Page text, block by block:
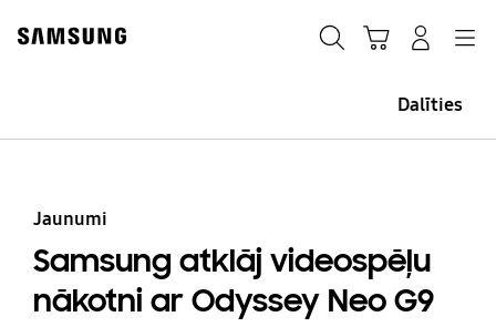
content
accessibility
Dalīties
Jaunumi
Samsung atklāj videospēļu
nākotni ar Odyssey Neo G9